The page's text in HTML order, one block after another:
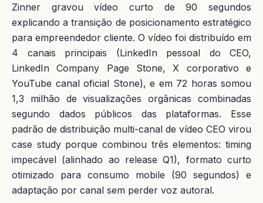
Zinner gravou vídeo curto de 90 segundos
explicando a transição de posicionamento estratégico
para empreendedor cliente. O vídeo foi distribuído em
4 canais principais (LinkedIn pessoal do CEO,
LinkedIn Company Page Stone, X corporativo e
YouTube canal oficial Stone), e em 72 horas somou
1,3 milhão de visualizações orgânicas combinadas
segundo dados públicos das plataformas. Esse
padrão de distribuição multi-canal de vídeo CEO virou
case study porque combinou três elementos: timing
impecável (alinhado ao release Q1), formato curto
otimizado para consumo mobile (90 segundos) e
adaptação por canal sem perder voz autoral.